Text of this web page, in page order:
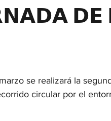
𝗗𝗘
se realizará la
circular por el